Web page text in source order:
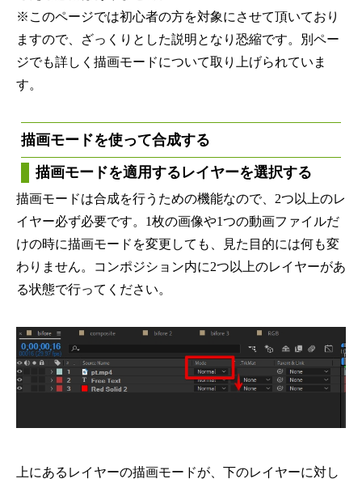
※このページでは初心者の方を対象にさせて頂いており
ますので、ざっくりとした説明となり恐縮です。別ペー
ジでも詳しく描画モードについて取り上げられていま
す。
描画モードを使って合成する
描画モードを適用するレイヤーを選択する
描画モードは合成を行うための機能なので、2つ以上のレ
イヤー必ず必要です。1枚の画像や1つの動画ファイルだ
けの時に描画モードを変更しても、見た目的には何も変
わりません。コンポジション内に2つ以上のレイヤーがあ
る状態で行ってください。
上にあるレイヤーの描画モードが、下のレイヤーに対し